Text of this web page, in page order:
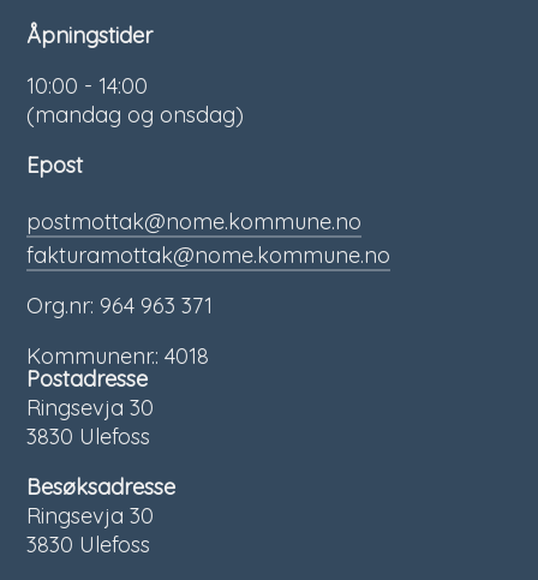
Åpningstider
10:00 - 14:00
(mandag og onsdag)
Epost
postmottak@nome.kommune.no
fakturamottak@nome.kommune.no
Org.nr: 964 963 371
Kommunenr.: 4018
Postadresse
Ringsevja 30
3830 Ulefoss
Besøksadresse
Ringsevja 30
3830 Ulefoss